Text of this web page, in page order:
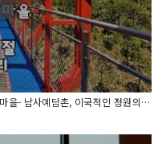
산청 특별한 여행 / 한국에서 가장 아름다운 마을- 남사예담촌, 이국적인 정원의 수련사, 아름다운 꽃잔디의 대명사, 강렬한 이미지의 무릉교, 가야국 구형왕릉 [종구튜브여행]